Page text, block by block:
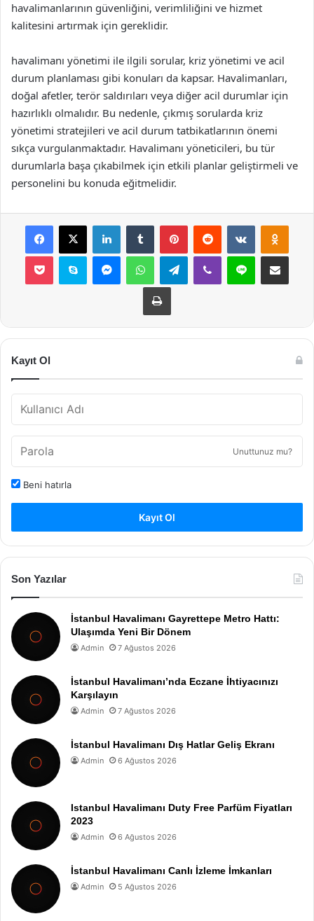
havalimanlarının güvenliğini, verimliliğini ve hizmet
kalitesini artırmak için gereklidir.
havalimanı yönetimi ile ilgili sorular, kriz yönetimi ve acil
durum planlaması gibi konuları da kapsar. Havalimanları,
doğal afetler, terör saldırıları veya diğer acil durumlar için
hazırlıklı olmalıdır. Bu nedenle, çıkmış sorularda kriz
yönetimi stratejileri ve acil durum tatbikatlarının önemi
sıkça vurgulanmaktadır. Havalimanı yöneticileri, bu tür
durumlarla başa çıkabilmek için etkili planlar geliştirmeli ve
personelini bu konuda eğitmelidir.
Facebook
X LinkedInTumblr PinterestReddit VKontakte
Pocket Skype MessengerWhatsAppTelegramViber Line E-Posta ile
Yazdır
Kayıt Ol
Unuttunuz mu?
Beni hatırla
Kayıt Ol
Son Yazılar
İstanbul Havalimanı Gayrettepe Metro Hattı:
Ulaşımda Yeni Bir Dönem
Admin 7 Ağustos 2026
İstanbul Havalimanı’nda Eczane İhtiyacınızı
Karşılayın
Admin 7 Ağustos 2026
İstanbul Havalimanı Dış Hatlar Geliş Ekranı
Admin 6 Ağustos 2026
Istanbul Havalimanı Duty Free Parfüm Fiyatları
2023
Admin 6 Ağustos 2026
İstanbul Havalimanı Canlı İzleme İmkanları
Admin 5 Ağustos 2026